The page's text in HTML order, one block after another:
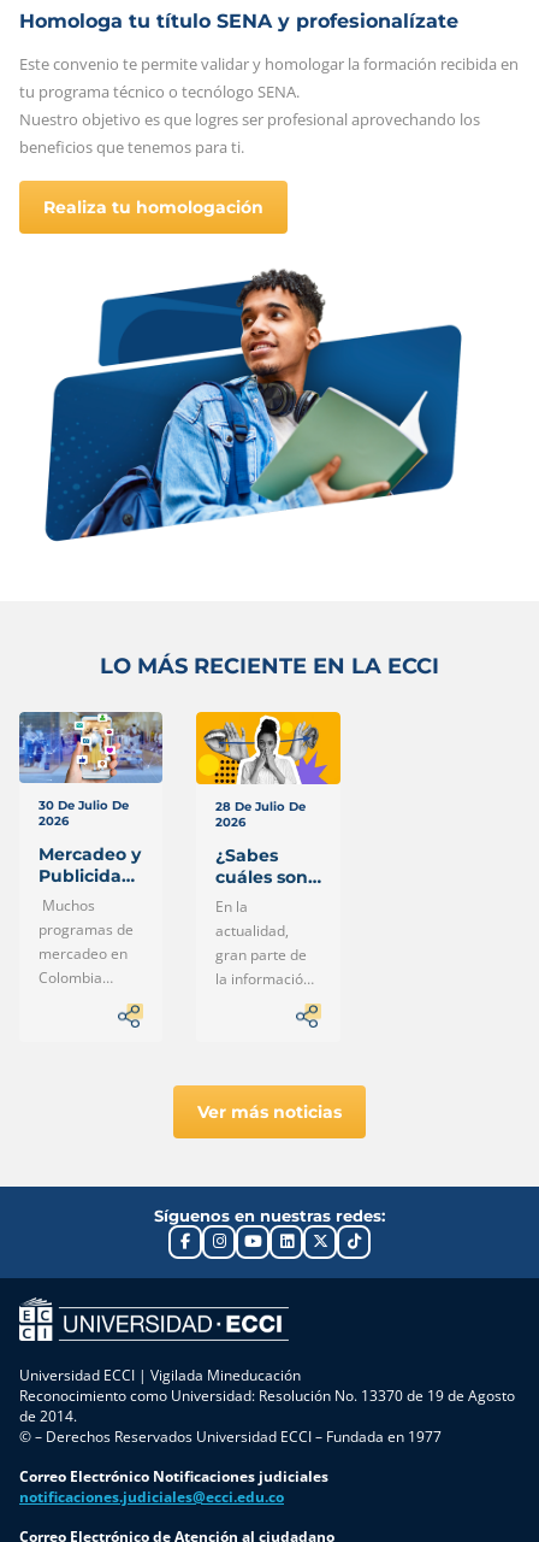
Homologa tu título SENA y profesionalízate
Este convenio te permite validar y homologar la formación recibida en
tu programa técnico o tecnólogo SENA.
Nuestro objetivo es que logres ser profesional aprovechando los
beneficios que tenemos para ti.
Realiza tu homologación
LO MÁS RECIENTE EN LA ECCI
30 De Julio De
2026
Mercadeo y
Publicidad
en la ECCI:
materias
que el
mercado
colombiano
Muchos
programas de
mercadeo en
Colombia
tradicional,
algo de redes
o ninguna
exposición a
data,
o estrategia
digital
avanzada. Las
28 De Julio De
2026
¿Sabes
cuáles son
los canales
oficiales de
la
Universidad
ECCI? Así
mantenerte
En la
actualidad,
gran parte de
la información
que recibimos
llega a través
aplicaciones de
información
que circula en
fuentes
oficiales, por lo
canales
es la mejor
mantenerse
informado y
evitar la
Ver más noticias
Síguenos en nuestras redes:
Universidad ECCI | Vigilada Mineducación
Reconocimiento como Universidad: Resolución No. 13370 de 19 de Agosto
de 2014.
© – Derechos Reservados Universidad ECCI – Fundada en 1977
Correo Electrónico Notificaciones judiciales
notificaciones.judiciales@ecci.edu.co
Correo Electrónico de Atención al ciudadano